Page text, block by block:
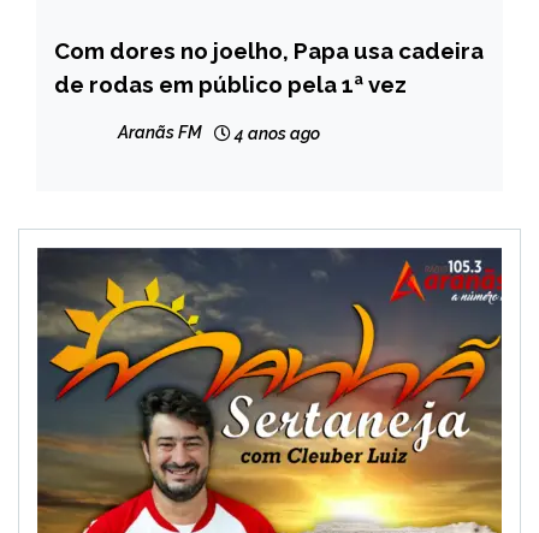
BRASIL
NOTÍCIAS
Com dores no joelho, Papa usa cadeira
de rodas em público pela 1ª vez
Aranãs FM 4 anos ago